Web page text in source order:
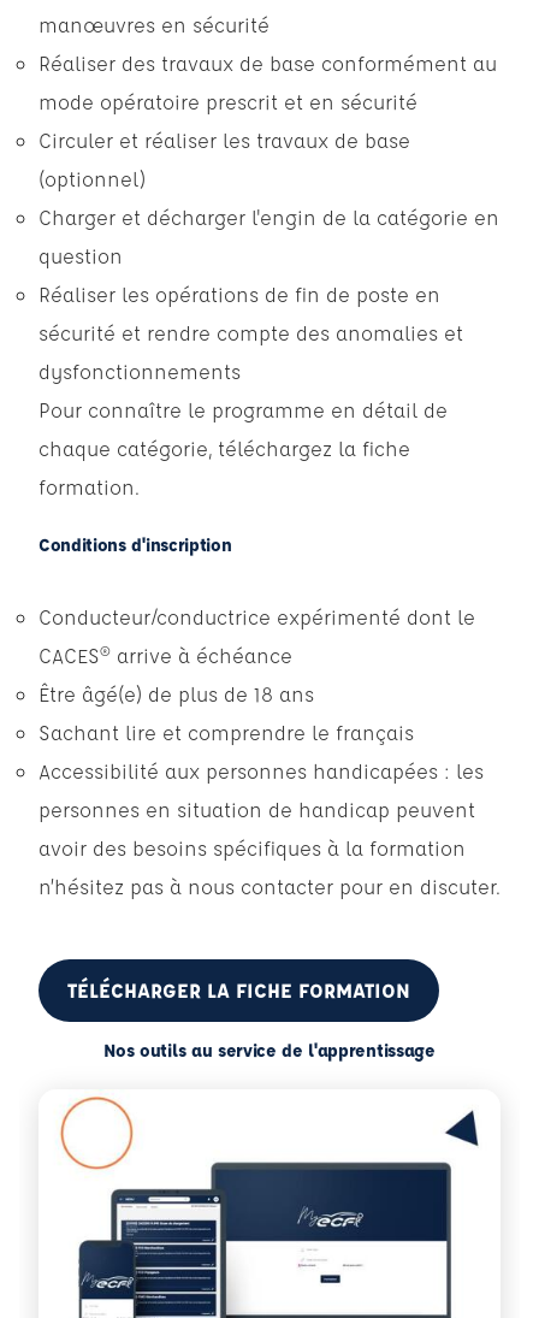
manœuvres en sécurité
Réaliser des travaux de base conformément au
mode opératoire prescrit et en sécurité
Circuler et réaliser les travaux de base
(optionnel)
Charger et décharger l'engin de la catégorie en
question
Réaliser les opérations de fin de poste en
sécurité et rendre compte des anomalies et
dysfonctionnements
Pour connaître le programme en détail de
chaque catégorie, téléchargez la fiche
formation.
Conditions d'inscription
Conducteur/conductrice expérimenté dont le
CACES® arrive à échéance
Être âgé(e) de plus de 18 ans
Sachant lire et comprendre le français
Accessibilité aux personnes handicapées : les
personnes en situation de handicap peuvent
avoir des besoins spécifiques à la formation
n’hésitez pas à nous contacter pour en discuter.
TÉLÉCHARGER LA FICHE FORMATION
Nos outils au service de l'apprentissage